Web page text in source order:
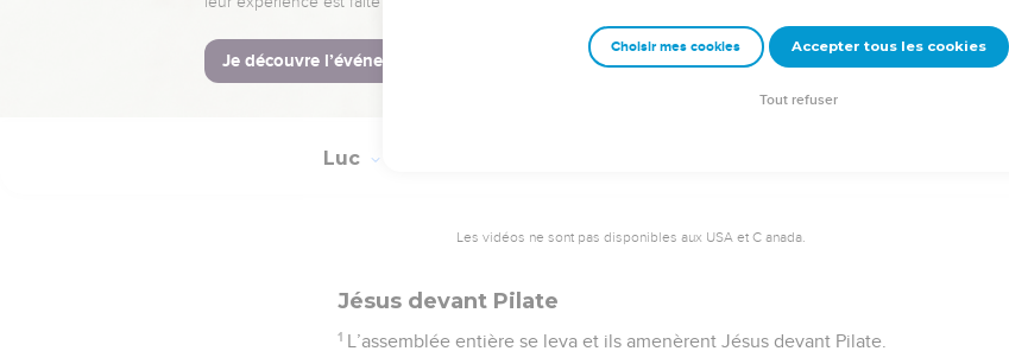
paroles ! »
© Société biblique française – Bibli’O, 1997, avec autorisation. Pour vous procurer une Bible imprimée,
Luc
Les vidéos ne sont pas disponibles aux USA et C anada.
Jésus devant Pilate
1 L’assemblée entière se leva et ils amenèrent Jésus devant Pilate.
Choisir mes cookies Accepter tous les cookies
Tout refuser